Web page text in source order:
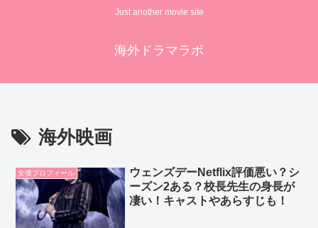
Just another movie site
海外ドラマラボ
海外映画
女優プロフィール
ウェンズデーNetflix評価悪い？シ
ーズン2ある？校長先生の身長が
凄い！キャストやあらすじも！